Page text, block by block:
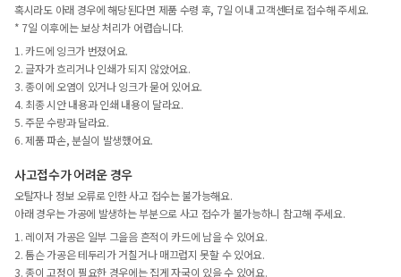
혹시라도 아래 경우에 해당된다면 제품 수령 후, 7일 이내 고객센터로 접수해 주세요.
* 7일 이후에는 보상 처리가 어렵습니다.
1. 카드에 잉크가 번졌어요.
2. 글자가 흐리거나 인쇄가 되지 않았어요.
3. 종이에 오염이 있거나 잉크가 묻어 있어요.
4. 최종 시안 내용과 인쇄 내용이 달라요.
5. 주문 수량과 달라요.
6. 제품 파손, 분실이 발생했어요.
사고접수가 어려운 경우
오탈자나 정보 오류로 인한 사고 접수는 불가능해요.
아래 경우는 가공에 발생하는 부분으로 사고 접수가 불가능하니 참고해 주세요.
1. 레이저 가공은 일부 그을음 흔적이 카드에 남을 수 있어요.
2. 톰슨 가공은 테두리가 거칠거나 매끄럽지 못할 수 있어요.
3. 종이 고정이 필요한 경우에는 집게 자국이 있을 수 있어요.